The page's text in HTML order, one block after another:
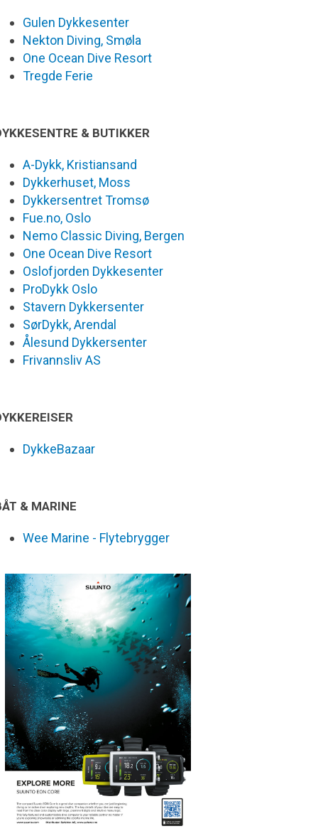
Gulen Dykkesenter
Nekton Diving, Smøla
One Ocean Dive Resort
Tregde Ferie
& BUTIKKER
A-Dykk, Kristiansand
Dykkerhuset, Moss
Dykkersentret Tromsø
Fue.no, Oslo
Nemo Classic Diving, Bergen
One Ocean Dive Resort
Oslofjorden Dykkesenter
ProDykk Oslo
Stavern Dykkersenter
SørDykk, Arendal
Ålesund Dykkersenter
Frivannsliv AS
DykkeBazaar
& MARINE
Wee Marine - Flytebrygger